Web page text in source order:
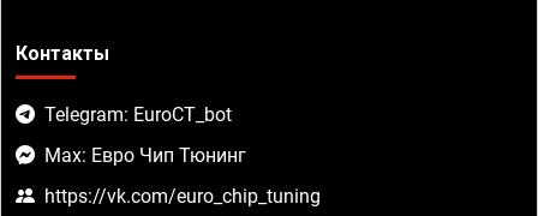
Контакты
Telegram: EuroCT_bot
Max: Евро Чип Тюнинг
https://vk.com/euro_chip_tuning